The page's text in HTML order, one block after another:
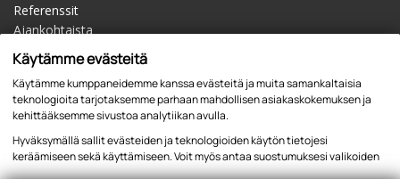
Referenssit
Ajankohtaista
Materiaalipankki
Yhteystiedot
Jälleenmyyjät
Käytämme evästeitä
Käytämme kumppaneidemme kanssa evästeitä ja muita samankaltaisia
teknologioita tarjotaksemme parhaan mahdollisen asiakaskokemuksen ja
kehittääksemme sivustoa analytiikan avulla.
Hyväksymällä sallit evästeiden ja teknologioiden käytön tietojesi
keräämiseen sekä käyttämiseen. Voit myös antaa suostumuksesi valikoiden
kautta klikkaamalla “Asetukset” painiketta.